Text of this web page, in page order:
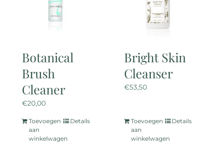
Botanical
Brush
Cleaner
€20,00
Toevoegen
aan
winkelwagen
Details
Bright Skin
Cleanser
€53,50
Toevoegen
aan
winkelwagen
Details